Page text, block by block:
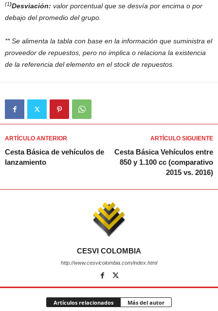
(1)Desviación: valor porcentual que se desvía por encima o por
debajo del promedio del grupo.
** Se alimenta la tabla con base en la información que suministra el
proveedor de repuestos, pero no implica o relaciona la existencia
de la referencia del elemento en el stock de repuestos.
ARTÍCULO ANTERIOR
Cesta Básica de vehículos de
lanzamiento
ARTÍCULO SIGUIENTE
Cesta Básica Vehículos entre
850 y 1.100 cc (comparativo
2015 vs. 2016)
CESVI COLOMBIA
http://www.cesvicolombia.com/index.html
Artículos relacionados Más del autor